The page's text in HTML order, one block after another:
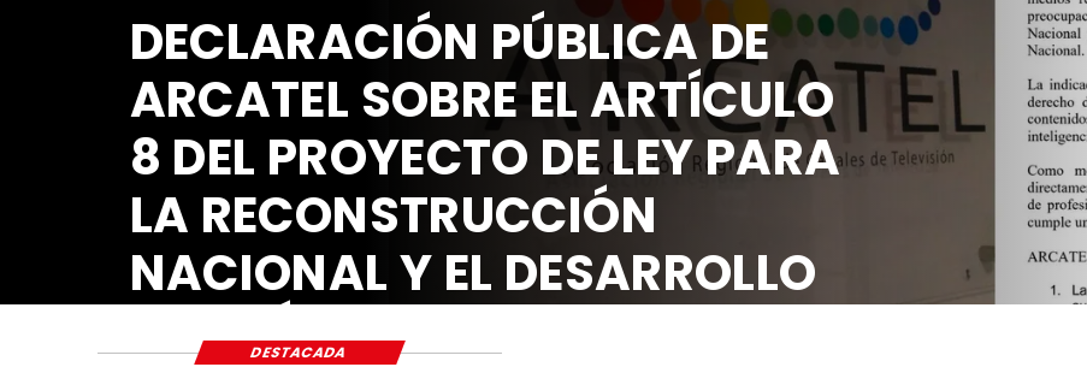
DECLARACIÓN PÚBLICA DE
ARCATEL SOBRE EL ARTÍCULO
8 DEL PROYECTO DE LEY PARA
LA RECONSTRUCCIÓN
NACIONAL Y EL DESARROLLO
ECONÓMICO Y SOCIAL
DESTACADA